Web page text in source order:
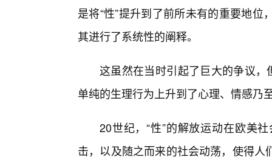
是将“性”提升到了前所未有的重要地
其进行了系统性的阐释。
这虽然在当时引起了巨大的争议，
单纯的生理行为上升到了心理、情感乃
20世纪，“性”的解放运动在欧美
击，以及随之而来的社会动荡，使得